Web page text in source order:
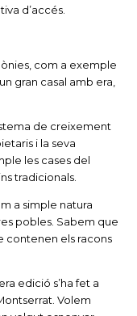
d’accés.
com a exemple
gran casal amb era,
de creixement
i la seva
les cases del
tradicionals.
a simple natura
pobles. Sabem que
contenen els racons
edició s’ha fet a
Volem